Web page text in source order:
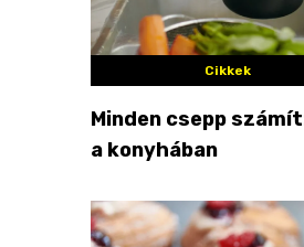
Cikkek
Minden csepp
a konyhában